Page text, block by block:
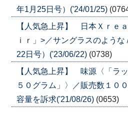
年1月25日号）('24/01/25)
【人気急上昇】 日本Ｘｒｅ
ｉｒ」>／サングラスのよう
22日号）('23/06/22) (0738)
【人気急上昇】 味源〈「ラ
５０グラム」〉／販売数１０
容量を訴求('21/08/26) (0653)